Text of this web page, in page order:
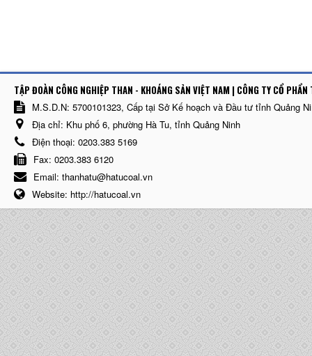
TẬP ĐOÀN CÔNG NGHIỆP THAN - KHOÁNG SẢN VIỆT NAM | CÔNG TY CỔ
M.S.D.N: 5700101323, Cấp tại Sở Kế hoạch và Đầu tư tỉnh Quảng
Địa chỉ: Khu phố 6, phường Hà Tu, tỉnh Quảng Ninh
Điện thoại: 0203.383 5169
Fax: 0203.383 6120
Email: thanhatu@hatucoal.vn
Website: http://hatucoal.vn